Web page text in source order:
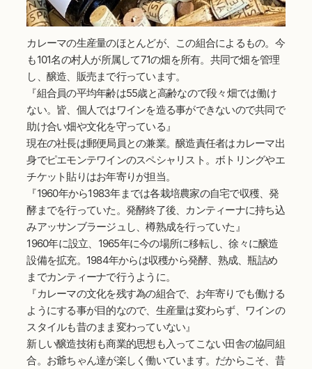
カレーマの生産量のほとんどが、この組合によるもの。今
も101名の村人が所属して71の畑を所有。共同で畑を管理
し、醸造、販売まで行っています。
『組合員の平均年齢は55歳と高齢なので段々畑では働け
ない。皆、個人ではワインを造る事ができないので共同で
助け合い畑や文化を守っている』
現在の社長は郵便局員との兼業。醸造責任者はカレーマ出
身でピエモンテワインのスペシャリスト。ボトリングやエ
チケット貼りはお年寄りが担当。
『1960年から1983年までは各栽培農家の自宅で収穫、発
酵までを行っていた。発酵終了後、カンティーナに持ち込
みアッサンブラージュし、樽熟成を行っていた』
1960年に設立、1965年に今の場所に移転し、徐々に醸造
設備を拡充。1984年からは収穫から発酵、熟成、瓶詰め
までカンティーナで行うように。
『カレーマの文化を残す為の組合で、お年寄りでも働ける
ようにする事が目的なので、生産量は変わらず、ワインの
スタイルも昔のまま変わっていない』
新しい醸造技術も商業的思想も入ってこない田舎の協同組
合。お爺ちゃん達が楽しく働いています。だからこそ、昔